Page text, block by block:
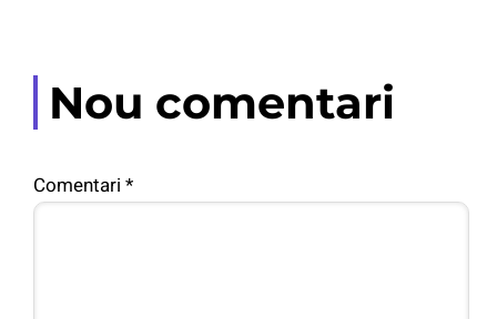
Nou comentari
Comentari *